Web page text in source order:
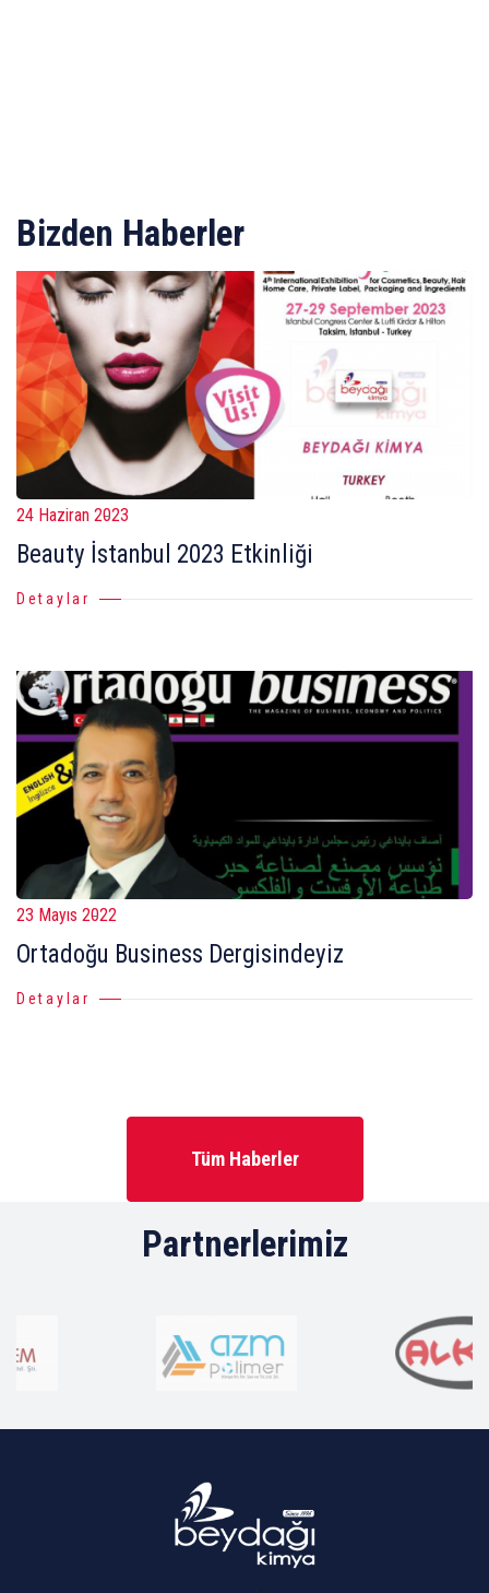
Bizden Haberler
24 Haziran 2023
Beauty İstanbul 2023 Etkinliği
Detaylar
23 Mayıs 2022
Ortadoğu Business Dergisindeyiz
Detaylar
Tüm Haberler
Partnerlerimiz